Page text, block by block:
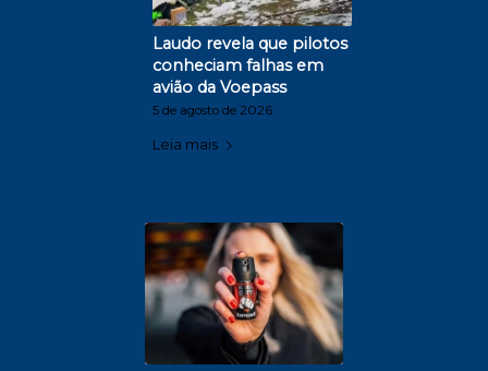
Laudo revela que pilotos
conheciam falhas em
avião da Voepass
5 de agosto de 2026
Leia mais